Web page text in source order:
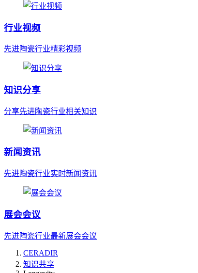
行业视频
先进陶瓷行业精彩视频
知识分享
分享先进陶瓷行业相关知识
新闻资讯
先进陶瓷行业实时新闻资讯
展会会议
先进陶瓷行业最新展会会议
CERADIR
知识共享